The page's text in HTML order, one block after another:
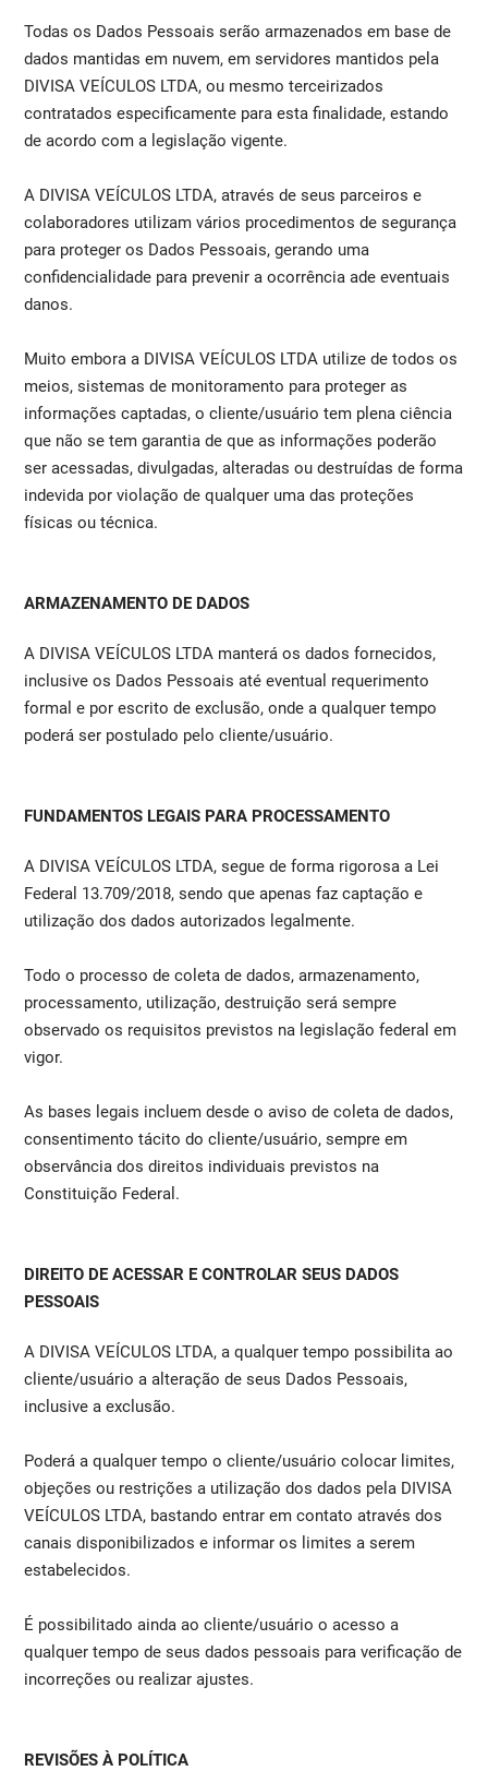
Todas os Dados Pessoais serão armazenados em base de
dados mantidas em nuvem, em servidores mantidos pela
DIVISA VEÍCULOS LTDA, ou mesmo terceirizados
contratados especificamente para esta finalidade, estando
de acordo com a legislação vigente.
A DIVISA VEÍCULOS LTDA, através de seus parceiros e
colaboradores utilizam vários procedimentos de segurança
para proteger os Dados Pessoais, gerando uma
confidencialidade para prevenir a ocorrência ade eventuais
danos.
Muito embora a DIVISA VEÍCULOS LTDA utilize de todos os
meios, sistemas de monitoramento para proteger as
informações captadas, o cliente/usuário tem plena ciência
que não se tem garantia de que as informações poderão
ser acessadas, divulgadas, alteradas ou destruídas de forma
indevida por violação de qualquer uma das proteções
físicas ou técnica.
ARMAZENAMENTO DE DADOS
A DIVISA VEÍCULOS LTDA manterá os dados fornecidos,
inclusive os Dados Pessoais até eventual requerimento
formal e por escrito de exclusão, onde a qualquer tempo
poderá ser postulado pelo cliente/usuário.
FUNDAMENTOS LEGAIS PARA PROCESSAMENTO
A DIVISA VEÍCULOS LTDA, segue de forma rigorosa a Lei
Federal 13.709/2018, sendo que apenas faz captação e
utilização dos dados autorizados legalmente.
Todo o processo de coleta de dados, armazenamento,
processamento, utilização, destruição será sempre
observado os requisitos previstos na legislação federal em
vigor.
As bases legais incluem desde o aviso de coleta de dados,
consentimento tácito do cliente/usuário, sempre em
observância dos direitos individuais previstos na
Constituição Federal.
DIREITO DE ACESSAR E CONTROLAR SEUS DADOS
PESSOAIS
A DIVISA VEÍCULOS LTDA, a qualquer tempo possibilita ao
cliente/usuário a alteração de seus Dados Pessoais,
inclusive a exclusão.
Poderá a qualquer tempo o cliente/usuário colocar limites,
objeções ou restrições a utilização dos dados pela DIVISA
VEÍCULOS LTDA, bastando entrar em contato através dos
canais disponibilizados e informar os limites a serem
estabelecidos.
É possibilitado ainda ao cliente/usuário o acesso a
qualquer tempo de seus dados pessoais para verificação de
incorreções ou realizar ajustes.
REVISÕES À POLÍTICA